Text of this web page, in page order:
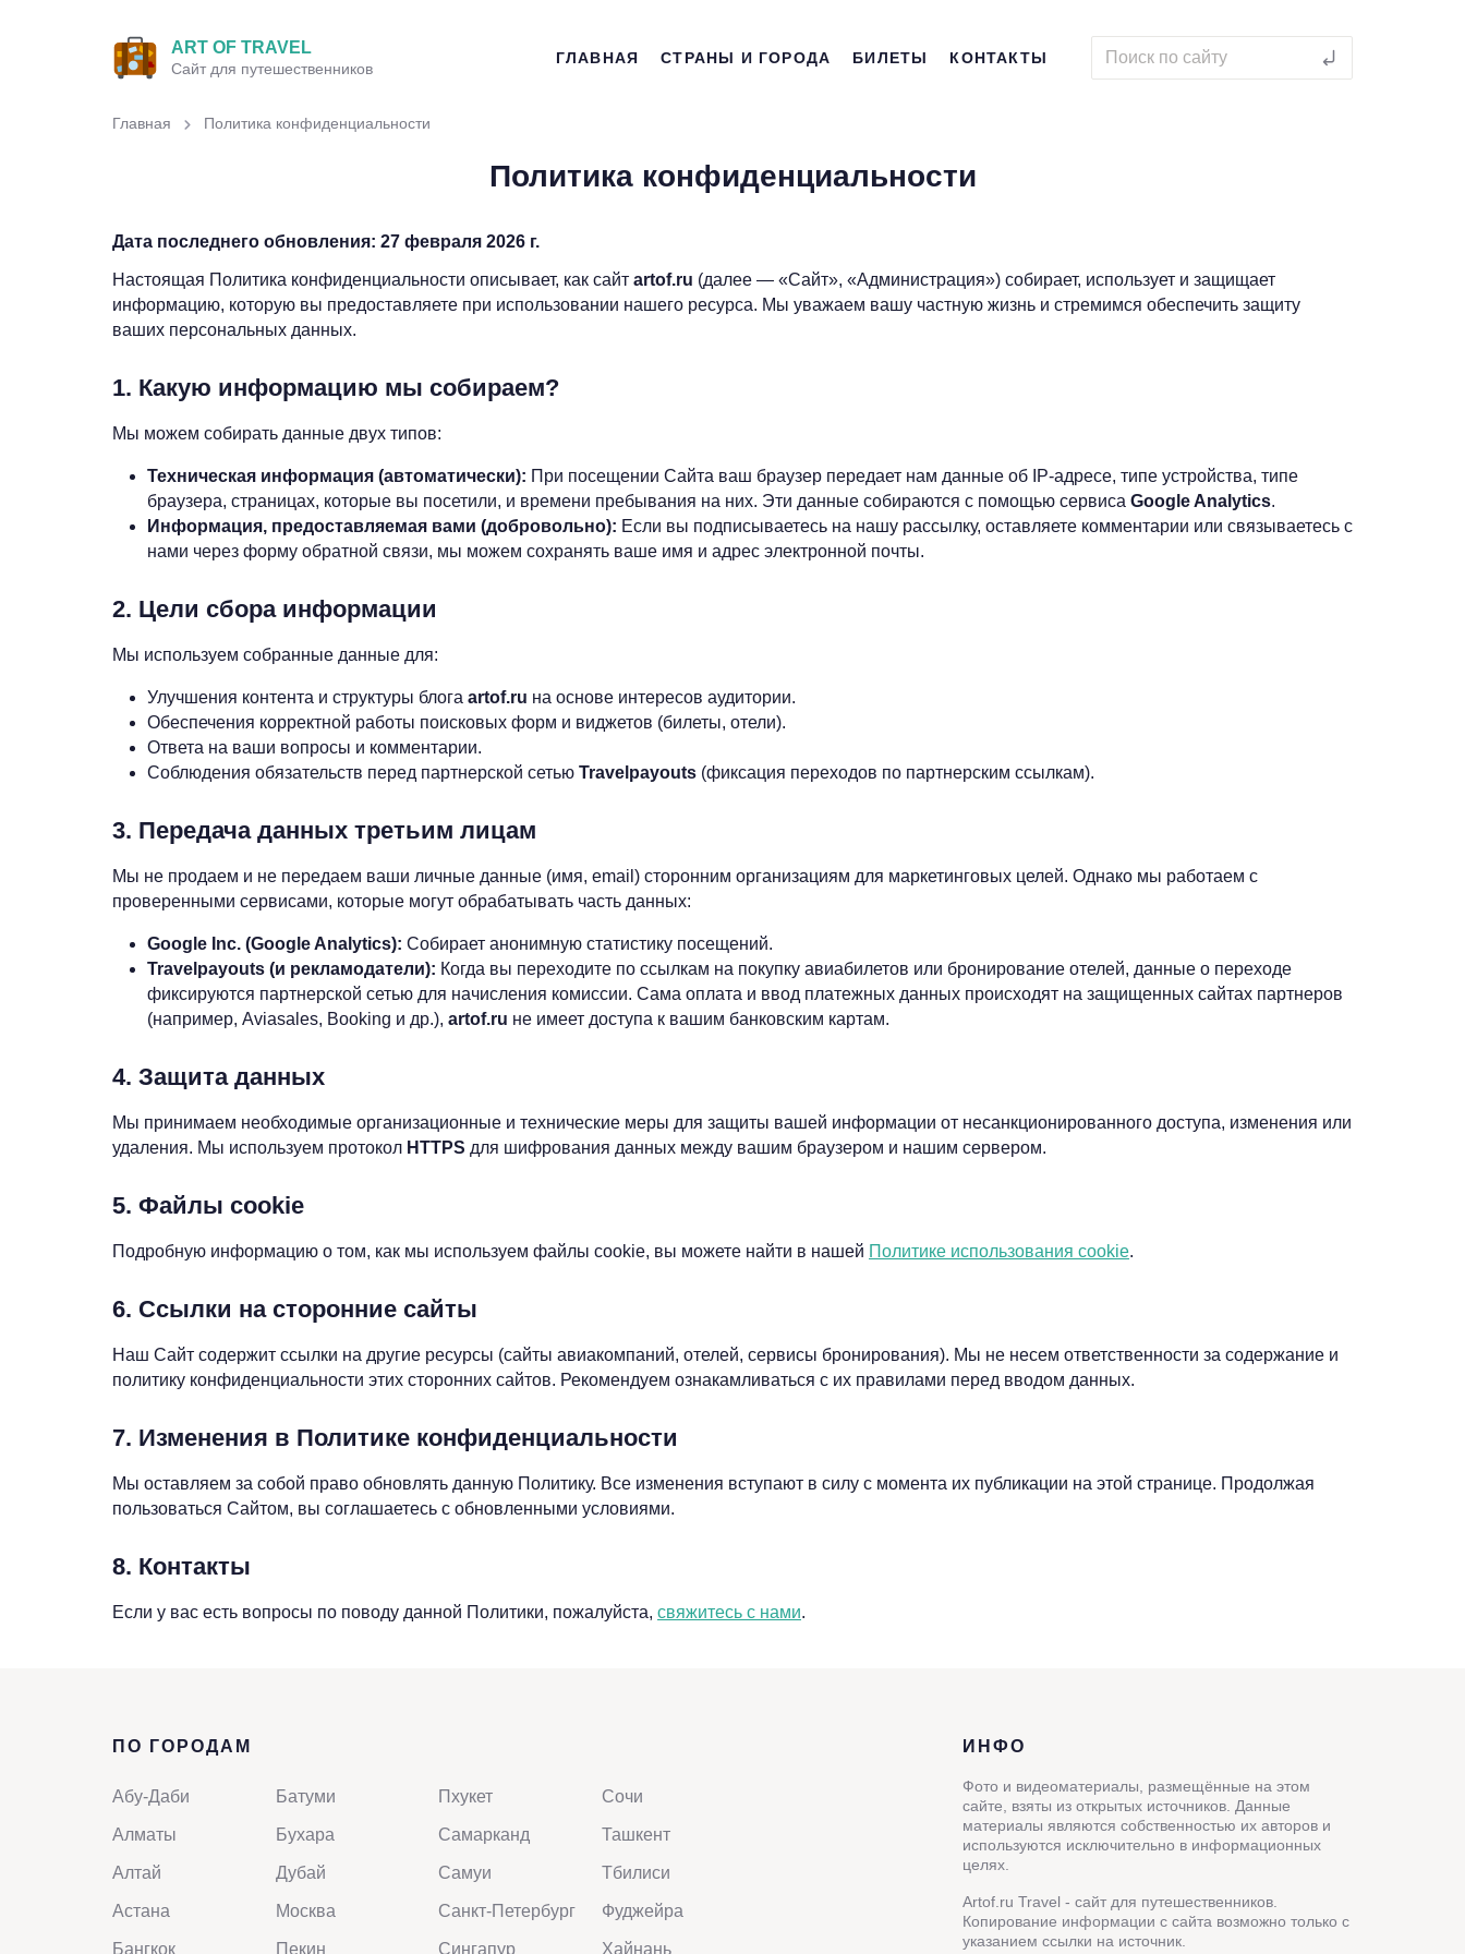
ART OF TRAVEL
Сайт для путешественников
ГЛАВНАЯ СТРАНЫ И ГОРОДА БИЛЕТЫ КОНТАКТЫ
Главная Политика конфиденциальности
Политика конфиденциальности
Дата последнего обновления: 27 февраля 2026 г.
Настоящая Политика конфиденциальности описывает, как сайт artof.ru (далее — «Сайт», «Администрация») собирает, использует и защищает
информацию, которую вы предоставляете при использовании нашего ресурса. Мы уважаем вашу частную жизнь и стремимся обеспечить защиту
ваших персональных данных.
1. Какую информацию мы собираем?
Мы можем собирать данные двух типов:
Техническая информация (автоматически): При посещении Сайта ваш браузер передает нам данные об IP-адресе, типе устройства, типе
браузера, страницах, которые вы посетили, и времени пребывания на них. Эти данные собираются с помощью сервиса Google Analytics.
Информация, предоставляемая вами (добровольно): Если вы подписываетесь на нашу рассылку, оставляете комментарии или связываетесь с
нами через форму обратной связи, мы можем сохранять ваше имя и адрес электронной почты.
2. Цели сбора информации
Мы используем собранные данные для:
Улучшения контента и структуры блога artof.ru на основе интересов аудитории.
Обеспечения корректной работы поисковых форм и виджетов (билеты, отели).
Ответа на ваши вопросы и комментарии.
Соблюдения обязательств перед партнерской сетью Travelpayouts (фиксация переходов по партнерским ссылкам).
3. Передача данных третьим лицам
Мы не продаем и не передаем ваши личные данные (имя, email) сторонним организациям для маркетинговых целей. Однако мы работаем с
проверенными сервисами, которые могут обрабатывать часть данных:
Google Inc. (Google Analytics): Собирает анонимную статистику посещений.
Travelpayouts (и рекламодатели): Когда вы переходите по ссылкам на покупку авиабилетов или бронирование отелей, данные о переходе
фиксируются партнерской сетью для начисления комиссии. Сама оплата и ввод платежных данных происходят на защищенных сайтах партнеров
(например, Aviasales, Booking и др.), artof.ru не имеет доступа к вашим банковским картам.
4. Защита данных
Мы принимаем необходимые организационные и технические меры для защиты вашей информации от несанкционированного доступа, изменения или
удаления. Мы используем протокол HTTPS для шифрования данных между вашим браузером и нашим сервером.
5. Файлы cookie
Подробную информацию о том, как мы используем файлы cookie, вы можете найти в нашей Политике использования cookie.
6. Ссылки на сторонние сайты
Наш Сайт содержит ссылки на другие ресурсы (сайты авиакомпаний, отелей, сервисы бронирования). Мы не несем ответственности за содержание и
политику конфиденциальности этих сторонних сайтов. Рекомендуем ознакамливаться с их правилами перед вводом данных.
7. Изменения в Политике конфиденциальности
Мы оставляем за собой право обновлять данную Политику. Все изменения вступают в силу с момента их публикации на этой странице. Продолжая
пользоваться Сайтом, вы соглашаетесь с обновленными условиями.
8. Контакты
Если у вас есть вопросы по поводу данной Политики, пожалуйста, свяжитесь с нами.
ПО ГОРОДАМ
Абу-Даби
Алматы
Алтай
Астана
Бангкок
Батуми
Бухара
Дубай
Москва
Пекин
Пхукет
Самарканд
Самуи
Санкт-Петербург
Сингапур
Сочи
Ташкент
Тбилиси
Фуджейра
Хайнань
ИНФО
Фото и видеоматериалы, размещённые на этом
сайте, взяты из открытых источников. Данные
материалы являются собственностью их авторов и
используются исключительно в информационных
целях.
Artof.ru Travel - сайт для путешественников.
Копирование информации с сайта возможно только с
указанием ссылки на источник.